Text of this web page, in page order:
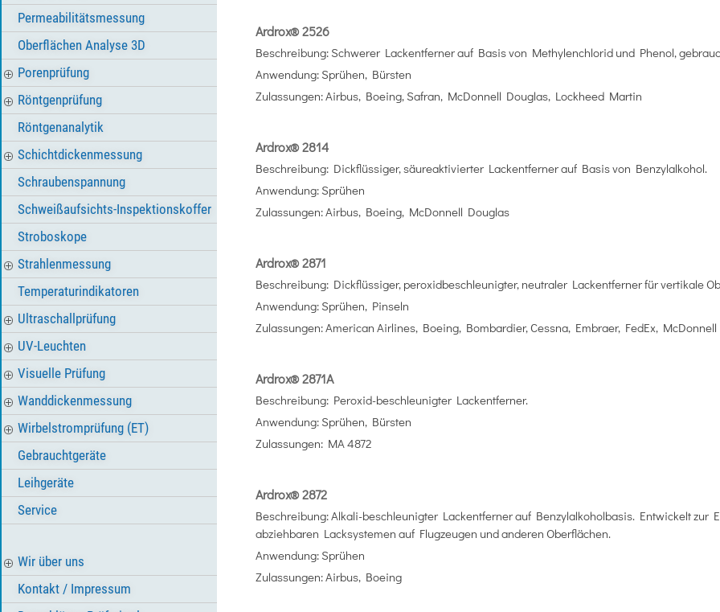
Permeabilitätsmessung
Oberflächen Analyse 3D
Porenprüfung
Röntgenprüfung
Röntgenanalytik
Schichtdickenmessung
Schraubenspannung
Schweißaufsichts-Inspektionskoffer
Stroboskope
Strahlenmessung
Temperaturindikatoren
Ultraschallprüfung
UV-Leuchten
Visuelle Prüfung
Wanddickenmessung
Wirbelstromprüfung (ET)
Gebrauchtgeräte
Leihgeräte
Service
Wir über uns
Kontakt / Impressum
Ardrox® 2526
Beschreibung: Schwerer Lackentferner auf Basis von Methylenchlorid und Phenol,
Anwendung: Sprühen, Bürsten
Zulassungen: Airbus, Boeing, Safran, McDonnell Douglas, Lockheed Martin
Ardrox® 2814
Beschreibung: Dickflüssiger, säureaktivierter Lackentferner auf Basis von Benzylalkohol.
Anwendung: Sprühen
Zulassungen: Airbus, Boeing, McDonnell Douglas
Ardrox® 2871
Beschreibung: Dickflüssiger, peroxidbeschleunigter, neutraler Lackentferner für vertikale
Anwendung: Sprühen, Pinseln
Zulassungen: American Airlines, Boeing, Bombardier, Cessna, Embraer, FedEx,
Ardrox® 2871A
Beschreibung: Peroxid-beschleunigter Lackentferner.
Anwendung: Sprühen, Bürsten
Zulassungen: MA 4872
Ardrox® 2872
Beschreibung: Alkali-beschleunigter Lackentferner auf Benzylalkoholbasis. Entwickelt zur
abziehbaren Lacksystemen auf Flugzeugen und anderen Oberflächen.
Anwendung: Sprühen
Zulassungen: Airbus, Boeing